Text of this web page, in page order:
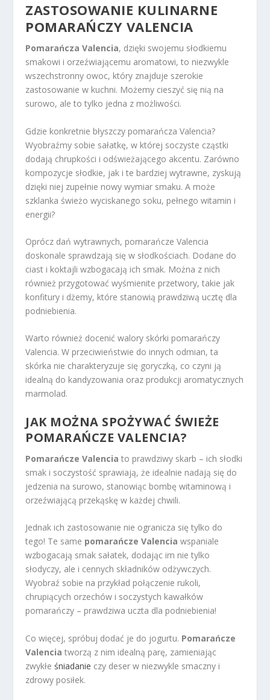
ZASTOSOWANIE KULINARNE
POMARAŃCZY VALENCIA
Pomarańcza Valencia, dzięki swojemu słodkiemu
smakowi i orzeźwiającemu aromatowi, to niezwykle
wszechstronny owoc, który znajduje szerokie
zastosowanie w kuchni. Możemy cieszyć się nią na
surowo, ale to tylko jedna z możliwości.
Gdzie konkretnie błyszczy pomarańcza Valencia?
Wyobraźmy sobie sałatkę, w której soczyste cząstki
dodają chrupkości i odświeżającego akcentu. Zarówno
kompozycje słodkie, jak i te bardziej wytrawne, zyskują
dzięki niej zupełnie nowy wymiar smaku. A może
szklanka świeżo wyciskanego soku, pełnego witamin i
energii?
Oprócz dań wytrawnych, pomarańcze Valencia
doskonale sprawdzają się w słodkościach. Dodane do
ciast i koktajli wzbogacają ich smak. Można z nich
również przygotować wyśmienite przetwory, takie jak
konfitury i dżemy, które stanowią prawdziwą ucztę dla
podniebienia.
Warto również docenić walory skórki pomarańczy
Valencia. W przeciwieństwie do innych odmian, ta
skórka nie charakteryzuje się goryczką, co czyni ją
idealną do kandyzowania oraz produkcji aromatycznych
marmolad.
JAK MOŻNA SPOŻYWAĆ ŚWIEŻE
POMARAŃCZE VALENCIA?
Pomarańcze Valencia to prawdziwy skarb – ich słodki
smak i soczystość sprawiają, że idealnie nadają się do
jedzenia na surowo, stanowiąc bombę witaminową i
orzeźwiającą przekąskę w każdej chwili.
Jednak ich zastosowanie nie ogranicza się tylko do
tego! Te same pomarańcze Valencia wspaniale
wzbogacają smak sałatek, dodając im nie tylko
słodyczy, ale i cennych składników odżywczych.
Wyobraź sobie na przykład połączenie rukoli,
chrupiących orzechów i soczystych kawałków
pomarańczy – prawdziwa uczta dla podniebienia!
Co więcej, spróbuj dodać je do jogurtu. Pomarańcze
Valencia tworzą z nim idealną parę, zamieniając
zwykłeśniadanie czy deser w niezwykle smaczny i
zdrowy posiłek.